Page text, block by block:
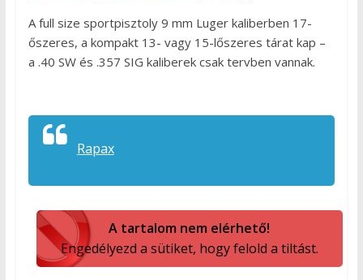
A full size sportpisztoly 9 mm Luger kaliberben 17-
őszeres, a kompakt 13- vagy 15-lőszeres tárat kap –
a .40 SW és .357 SIG kaliberek csak tervben vannak.
Rapax
A tartalom nem elérhető!
Engedélyezd a sütiket, hogy felold a tiltást.